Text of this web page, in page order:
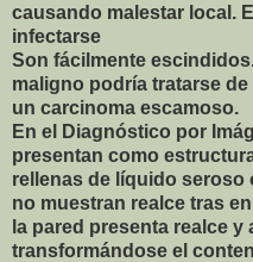
causando malestar local.
infectarse
Son fácilmente
maligno podría tratarse
un carcinoma escamoso.
En el Diagnóstico por
presentan como
rellenas de líquido seroso
no muestran realce tras
la pared presenta realce
transformándose el